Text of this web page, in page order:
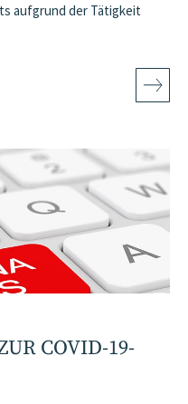
aufgrund der Tätigkeit
COVID-19-